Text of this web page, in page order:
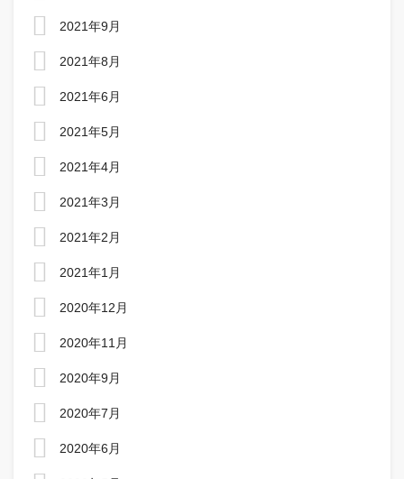
2021年9月
2021年8月
2021年6月
2021年5月
2021年4月
2021年3月
2021年2月
2021年1月
2020年12月
2020年11月
2020年9月
2020年7月
2020年6月